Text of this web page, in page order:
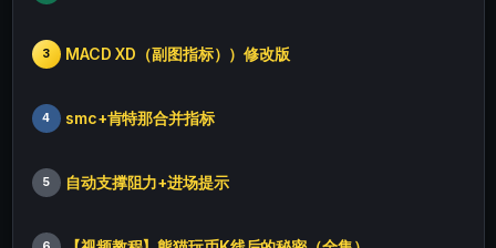
3 MACD XD（副图指标））修改版
4 smc+肯特那合并指标
5 自动支撑阻力+进场提示